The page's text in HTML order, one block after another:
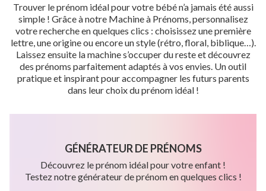
Trouver le prénom idéal pour votre bébé n’a jamais été aussi
simple ! Grâce à notre Machine à Prénoms, personnalisez
votre recherche en quelques clics : choisissez une première
lettre, une origine ou encore un style (rétro, floral, biblique…).
Laissez ensuite la machine s’occuper du reste et découvrez
des prénoms parfaitement adaptés à vos envies. Un outil
pratique et inspirant pour accompagner les futurs parents
dans leur choix du prénom idéal !
GÉNÉRATEUR DE PRÉNOMS
Découvrez le prénom idéal pour votre enfant !
Testez notre générateur de prénom en quelques clics !